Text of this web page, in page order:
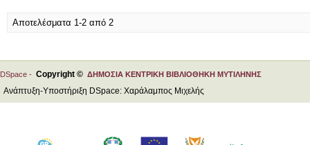
Αποτελέσματα 1-2 από 2
DSpace - Copyright © ΔΗΜΟΣΙΑ ΚΕΝΤΡΙΚΗ ΒΙΒΛΙΟΘΗΚΗ ΜΥΤΙΛΗΝΗΣ
Ανάπτυξη-Υποστήριξη DSpace: Χαράλαμπος Μιχελής